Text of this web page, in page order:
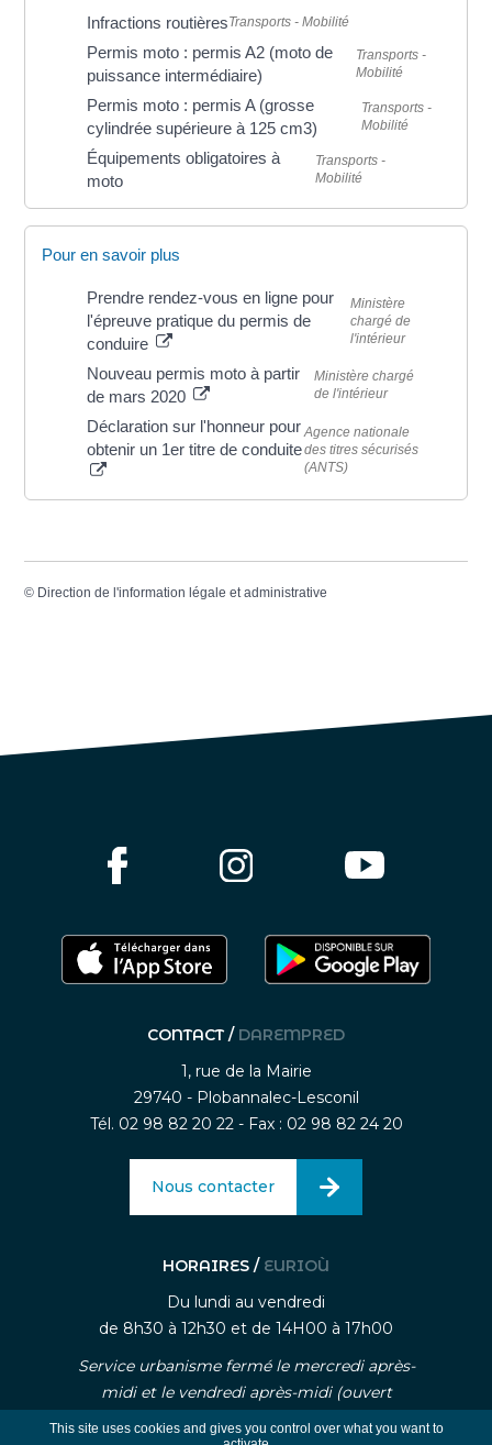
Infractions routièresTransports - Mobilité
Permis moto : permis A2 (moto de
puissance intermédiaire)
Transports -
Mobilité
Permis moto : permis A (grosse
cylindrée supérieure à 125 cm3)
Transports -
Mobilité
Équipements obligatoires à
moto
Transports -
Mobilité
Pour en savoir plus
Prendre rendez-vous en ligne pour
l'épreuve pratique du permis de
conduire
Ministère
chargé de
l'intérieur
Nouveau permis moto à partir
de mars 2020
Ministère chargé
de l'intérieur
Déclaration sur l'honneur pour
obtenir un 1er titre de conduite
Agence nationale
des titres sécurisés
(ANTS)
© Direction de l'information légale et administrative
CONTACT / DAREMPRED
1, rue de la Mairie
29740 - Plobannalec-Lesconil
Tél. 02 98 82 20 22 - Fax : 02 98 82 24 20
Nous contacter
HORAIRES / EURIOÙ
Du lundi au vendredi
de 8h30 à 12h30 et de 14H00 à 17h00
Service urbanisme fermé le mercredi après-
midi et le vendredi après-midi (ouvert
uniquement sur rendez-vous)
This site uses cookies and gives you control over what you want to